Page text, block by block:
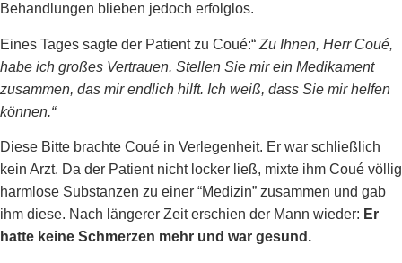
Behandlungen blieben jedoch erfolglos.
Eines Tages sagte der Patient zu Coué:“ Zu Ihnen, Herr Coué,
habe ich großes Vertrauen. Stellen Sie mir ein Medikament
zusammen, das mir endlich hilft. Ich weiß, dass Sie mir helfen
können.“
Diese Bitte brachte Coué in Verlegenheit. Er war schließlich
kein Arzt. Da der Patient nicht locker ließ, mixte ihm Coué völlig
harmlose Substanzen zu einer “Medizin” zusammen und gab
ihm diese. Nach längerer Zeit erschien der Mann wieder: Er
hatte keine Schmerzen mehr und war gesund.